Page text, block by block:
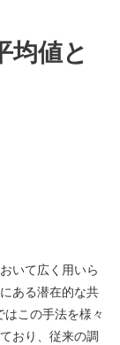
均値と
いて広く用いら
ある潜在的な共
はこの手法を様々
おり、従来の調